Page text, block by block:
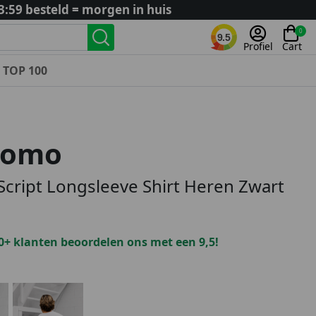
besteld = morgen in huis
9.5
Profiel
0
Cart
België
Engeland
TOP 100
Longsleeve Shirt Heren Zwart
klanten beoordelen ons met een 9,5!